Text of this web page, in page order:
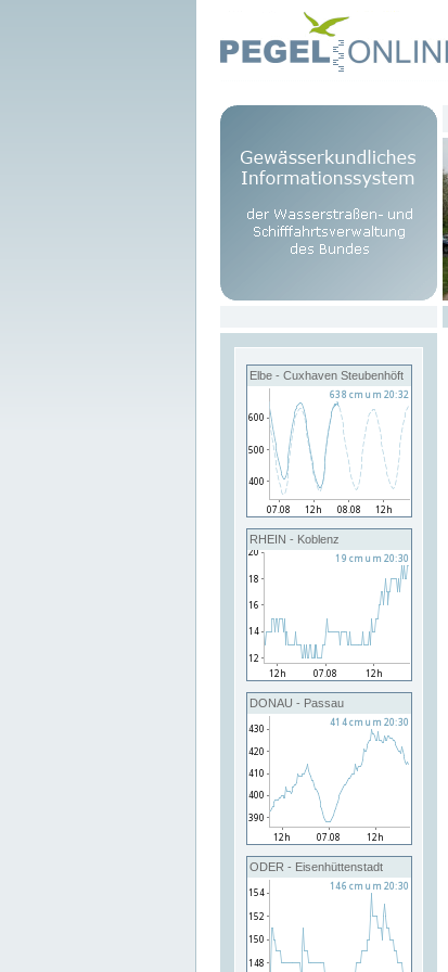
Elbe - Cuxhaven Steubenhöft
RHEIN - Koblenz
DONAU - Passau
ODER - Eisenhüttenstadt